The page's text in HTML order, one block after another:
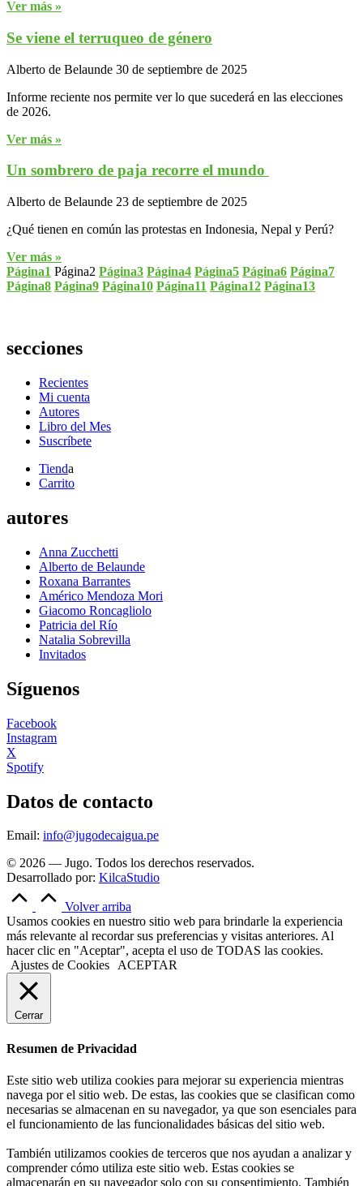
Ver más »
Se viene el terruqueo de género
Alberto de Belaunde 30 de septiembre de 2025
Informe reciente nos permite ver lo que sucederá en las elecciones
de 2026.
Ver más »
Un sombrero de paja recorre el mundo
Alberto de Belaunde 23 de septiembre de 2025
¿Qué tienen en común las protestas en Indonesia, Nepal y Perú?
Ver más »
Página1 Página2 Página3 Página4 Página5 Página6 Página7
Página8 Página9 Página10 Página11 Página12 Página13
secciones
Recientes
Mi cuenta
Autores
Libro del Mes
Suscríbete
Tienda
Carrito
autores
Anna Zucchetti
Alberto de Belaunde
Roxana Barrantes
Américo Mendoza Mori
Giacomo Roncagliolo
Patricia del Río
Natalia Sobrevilla
Invitados
Síguenos
Facebook
Instagram
X
Spotify
Datos de contacto
Email: info@jugodecaigua.pe
© 2026 — Jugo. Todos los derechos reservados.
Desarrollado por: KilcaStudio
Volver arriba
Usamos cookies en nuestro sitio web para brindarle la experiencia
más relevante al recordar sus preferencias y visitas anteriores. Al
hacer clic en "Aceptar", acepta el uso de TODAS las cookies.
Ajustes de Cookies ACEPTAR
Cerrar
Resumen de Privacidad
Este sitio web utiliza cookies para mejorar su experiencia mientras
navega por el sitio web. De estas, las cookies que se clasifican como
necesarias se almacenan en su navegador, ya que son esenciales para
el funcionamiento de las funcionalidades básicas del sitio web.
También utilizamos cookies de terceros que nos ayudan a analizar y
comprender cómo utiliza este sitio web. Estas cookies se
almacenarán en su navegador solo con su consentimiento. También